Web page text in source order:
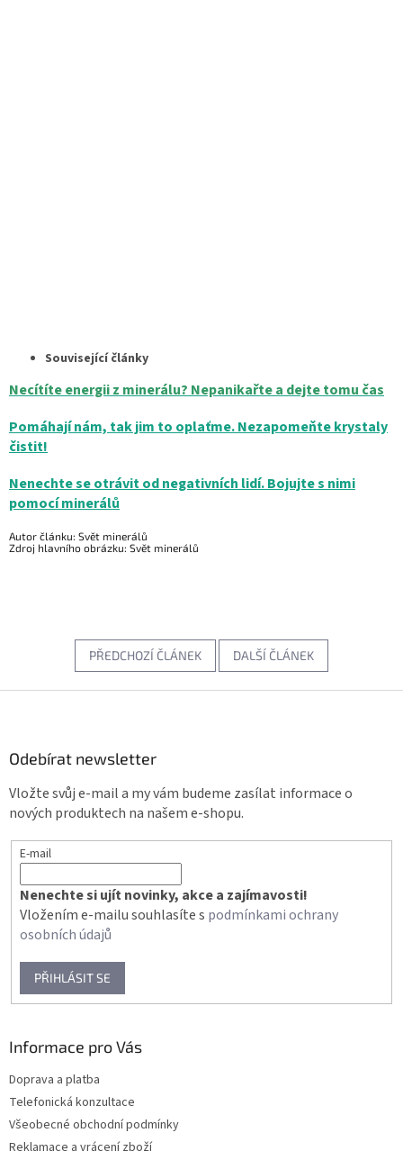
Související články
Necítíte energii z minerálu? Nepanikařte a dejte tomu čas
Pomáhají nám, tak jim to oplaťme. Nezapomeňte krystaly
čistit!
Nenechte se otrávit od negativních lidí. Bojujte s nimi
pomocí minerálů
Autor článku: Svět minerálů
Zdroj hlavního obrázku: Svět minerálů
PŘEDCHOZÍ ČLÁNEK DALŠÍ ČLÁNEK
Odebírat newsletter
Vložte svůj e-mail a my vám budeme zasílat informace o
nových produktech na našem e-shopu.
E-mail
Nenechte si ujít novinky, akce a zajímavosti!
Vložením e-mailu souhlasíte s podmínkami ochrany
osobních údajů
PŘIHLÁSIT SE
Informace pro Vás
Doprava a platba
Telefonická konzultace
Všeobecné obchodní podmínky